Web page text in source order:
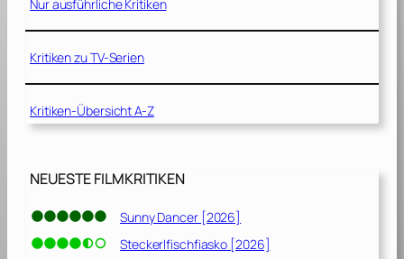
0
0
4
Nur ausführliche Kritiken
Kritiken zu TV-Serien
Kritiken-Übersicht A-Z
NEUESTE FILMKRITIKEN
Sunny Dancer [2026]
Steckerlfischfiasko [2026]